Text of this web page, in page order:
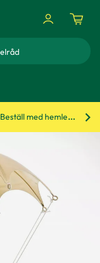
Beställ med hemleverans!